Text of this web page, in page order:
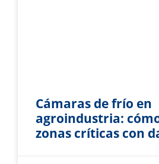
Cámaras de frío en
agroindustria:
zonas críticas con